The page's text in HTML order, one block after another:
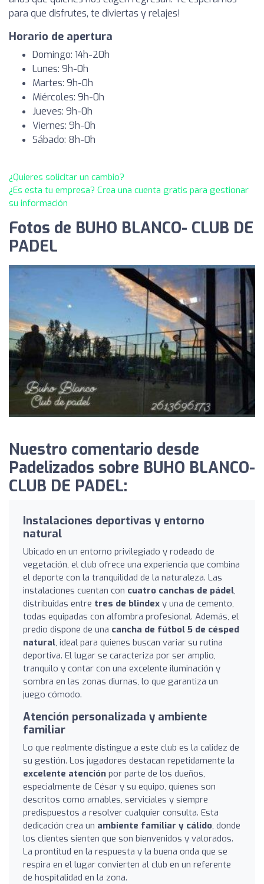
para que disfrutes, te diviertas y relajes!
Horario de apertura
Domingo: 14h-20h
Lunes: 9h-0h
Martes: 9h-0h
Miércoles: 9h-0h
Jueves: 9h-0h
Viernes: 9h-0h
Sábado: 8h-0h
¿Quieres solicitar un cambio?
¿Es esta tu empresa? Crea una cuenta gratis para gestionar
su información
Fotos de BUHO BLANCO- CLUB DE
PADEL
Nuestro comentario desde
Padelizados sobre BUHO BLANCO-
CLUB DE PADEL:
Instalaciones deportivas y entorno
natural
Ubicado en un entorno privilegiado y rodeado de
vegetación, el club ofrece una experiencia que combina
el deporte con la tranquilidad de la naturaleza. Las
instalaciones cuentan con cuatro canchas de pádel,
distribuidas entre tres de blindex y una de cemento,
todas equipadas con alfombra profesional. Además, el
predio dispone de una cancha de fútbol 5 de césped
natural, ideal para quienes buscan variar su rutina
deportiva. El lugar se caracteriza por ser amplio,
tranquilo y contar con una excelente iluminación y
sombra en las zonas diurnas, lo que garantiza un
juego cómodo.
Atención personalizada y ambiente
familiar
Lo que realmente distingue a este club es la calidez de
su gestión. Los jugadores destacan repetidamente la
excelente atención por parte de los dueños,
especialmente de César y su equipo, quienes son
descritos como amables, serviciales y siempre
predispuestos a resolver cualquier consulta. Esta
dedicación crea un ambiente familiar y cálido, donde
los clientes sienten que son bienvenidos y valorados.
La prontitud en la respuesta y la buena onda que se
respira en el lugar convierten al club en un referente
de hospitalidad en la zona.